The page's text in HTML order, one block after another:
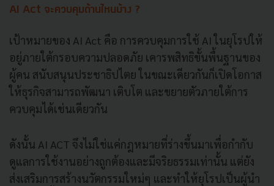
AI Act จะควบคุมด้านไหนบ้าง ?
เป้าหมายของ AI Act คือ การควบคุมการใช้ AI ในยุโรปให้
อยู่ภายใต้กรอบความปลอดภัย เคารพสิทธิขั้นพื้นฐานของ
ผู้คน สนับสนุนประชาธิปไตย ในขณะเดียวกันก็เปิดโอกาส
ให้ธุรกิจสามารถพัฒนา เติบโต และขยายตัวภายใต้การ
ควบคุมได้เช่นเดียวกัน
ดังนั้น AI ACT จึงไม่ใช่แค่กฎหมายที่ร่างขึ้นมาเพื่อกำกับ
ดูแลการใช้งานอย่างถูกต้องและมีจริยธรรมเท่านั้น แต่ยัง
ส่งเสริมการสร้างนวัตกรรมใหม่ๆ และทำให้ยุโรปเป็นผู้นำ